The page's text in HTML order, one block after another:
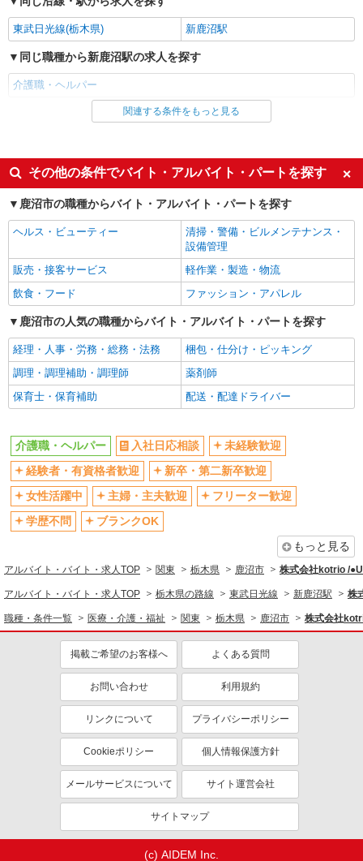
東武日光線(栃木県) 新鹿沼駅
同じ職種から新鹿沼駅の求人を探す
介護職・ヘルパー
同じ雇用形態から新鹿沼駅の求人を探す
同じ特徴から新鹿沼駅の求人を探す
入社日応相談
未経験歓迎
経験者・有資格者歓迎
新卒・第二新卒歓迎
主婦・主夫歓迎
フリーター歓迎
学歴不問
ブランクOK
ミドル（40代～）活躍中
エルダー（50代～）活躍中
シニア（60代～）活躍中
高収入・高額
ボーナス・賞与あり
昇給あり
完全週休2日制
フルタイム歓迎
禁煙・分煙
駅直結・駅チカ
車通勤OK
残業少なめ（月20h未満）
交通費支給
社会保険あり
産休・育休取得実績あり
退職金・財形貯蓄制度あり
各種手当（家族・役職・インセン
資格取得支援制度あり
同じ職種から求人を探す
医療・介護・福祉
介護職・ヘルパー
同じ特徴から求人を探す
未経験歓迎
ミドル（40代～）活躍中
ボーナス・賞与あり
車通勤OK
社会保険あり
産休・育休取得実績あり
関連する条件をもっと見る
その他の条件でバイト・アルバイト・パートを探す
鹿沼市の職種からバイト・アルバイト・パートを探す
ヘルス・ビューティー
清掃・警備・ビルメンテナンス・
設備管理
販売・接客サービス
軽作業・製造・物流
飲食・フード
ファッション・アパレル
鹿沼市の人気の職種からバイト・アルバイト・パートを探す
経理・人事・労務・総務・法務
梱包・仕分け・ピッキング
調理・調理補助・調理師
薬剤師
保育士・保育補助
配送・配達ドライバー
介護職・ヘルパー 入社日応相談
未経験歓迎
経験者・有資格者歓迎
新卒・第二新卒歓迎
女性活躍中
主婦・主夫歓迎
フリーター歓迎
学歴不問
ブランクOK
もっと見る
アルバイト・バイト・求人TOP 関東 栃木県 鹿沼市 株式会社kotrio /
アルバイト・バイト・求人TOP 栃木県の路線 東武日光線 新鹿沼駅 株
職種・条件一覧 医療・介護・福祉 関東 栃木県 鹿沼市 株式会社
掲載ご希望のお客様へ よくある質問
お問い合わせ 利用規約
リンクについて プライバシーポリシー
Cookieポリシー 個人情報保護方針
メールサービスについて サイト運営会社
サイトマップ
(c) AIDEM Inc.